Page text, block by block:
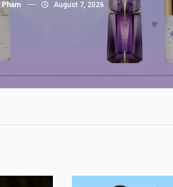
Pham August 7, 2026